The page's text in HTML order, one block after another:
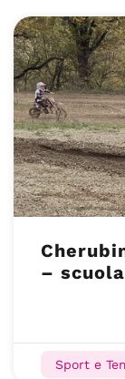
–
Sport e